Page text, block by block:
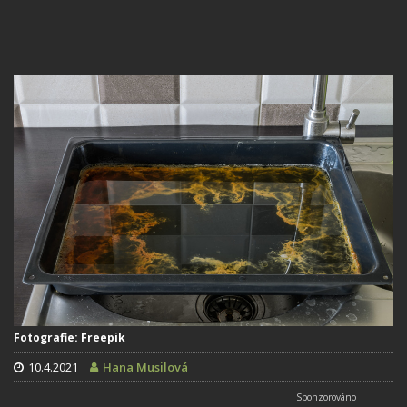
Fotografie: Freepik
10.4.2021 Hana Musilová